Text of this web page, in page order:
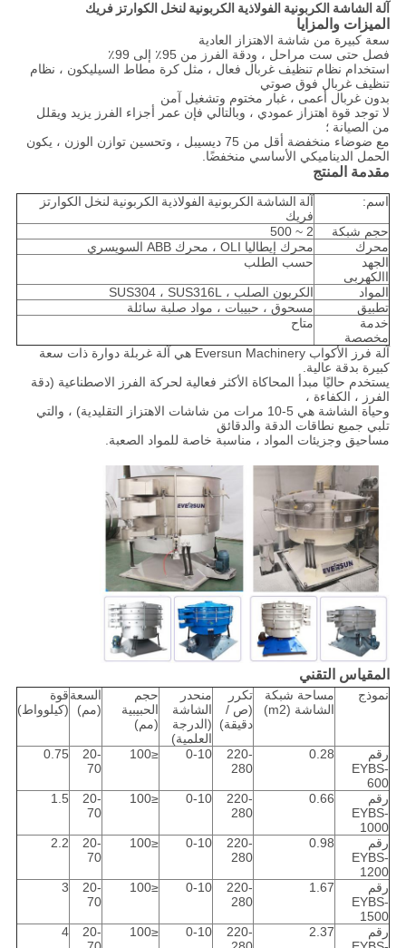
آلة الشاشة الكربونية الفولاذية الكربونية لنخل الكوارتز فريك
الميزات والمزايا
سعة كبيرة من شاشة الاهتزاز العادية
فصل حتى ست مراحل ، ودقة الفرز من 95٪ إلى 99٪
استخدام نظام تنظيف غربال فعال ، مثل كرة مطاط السيليكون ، نظام
تنظيف غربال فوق صوتي
بدون غربال أعمى ، غبار مختوم وتشغيل آمن
لا توجد قوة اهتزاز عمودي ، وبالتالي فإن عمر أجزاء الفرز يزيد ويقلل
من الصيانة ؛
مع ضوضاء منخفضة أقل من 75 ديسيبل ، وتحسين توازن الوزن ، يكون
الحمل الديناميكي الأساسي منخفضًا.
مقدمة المنتج
اسم:
آلة الشاشة الكربونية الفولاذية الكربونية لنخل الكوارتز
فريك
حجم شبكة
2 ~ 500
محرك
محرك إيطاليا OLI ، محرك ABB السويسري
الجهد
االكهربى
حسب الطلب
المواد
الكربون الصلب ، SUS304 ، SUS316L
تطبيق
مسحوق ، حبيبات ، مواد صلبة سائلة
خدمة
مخصصة
متاح
آلة فرز الأكواب Eversun Machinery هي آلة غربلة دوارة ذات سعة
كبيرة بدقة عالية.
يستخدم حاليًا مبدأ المحاكاة الأكثر فعالية لحركة الفرز الاصطناعية (دقة
الفرز ، الكفاءة ،
وحياة الشاشة هي 5-10 مرات من شاشات الاهتزاز التقليدية) ، والتي
تلبي جميع نطاقات الدقة والدقائق
مساحيق وجزيئات المواد ، مناسبة خاصة للمواد الصعبة.
المقياس التقني
نموذج
مساحة شبكة
الشاشة (m2)
تكرر
(ص /
دقيقة)
منحدر
الشاشة
(الدرجة
العلمية)
حجم
الحبيبية
(مم)
السعة
(مم)
قوة
(كيلوواط)
رقم
EYBS-
600
0.28
220-
280
0-10
≤100
20-
70
0.75
رقم
EYBS-
1000
0.66
220-
280
0-10
≤100
20-
70
1.5
رقم
EYBS-
1200
0.98
220-
280
0-10
≤100
20-
70
2.2
رقم
EYBS-
1500
1.67
220-
280
0-10
≤100
20-
70
3
رقم
2.37
220-
0-10
≤100
20-
4